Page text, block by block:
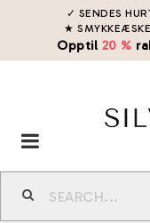
✓ SENDES
★
Opptil 20 %
Toggle
navigation